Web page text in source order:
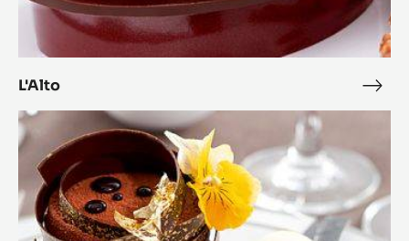
L'Alto
Complicité
aux
Agrumes,
Zéphyr™
glacé
aux